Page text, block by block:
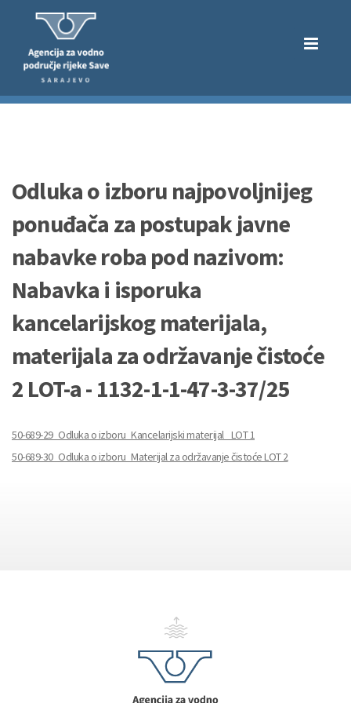
Odluka o izboru najpovoljnijeg
ponuđača za postupak javne
nabavke roba pod nazivom:
Nabavka i isporuka
kancelarijskog materijala,
materijala za održavanje čistoće
2 LOT-a - 1132-1-1-47-3-37/25
50-689-29_Odluka o izboru_Kancelarijski materijal_ LOT 1
50-689-30_Odluka o izboru_Materijal za održavanje čistoće LOT 2